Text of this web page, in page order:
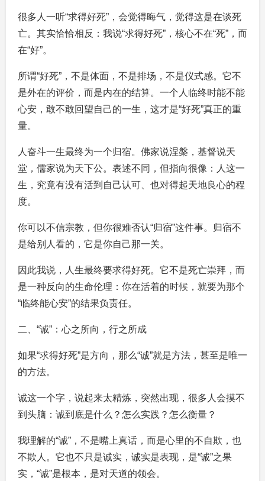
很多人一听“求得好死”，会觉得晦气，觉得这是在谈死
亡。其实恰恰相反：我说“求得好死”，核心不在“死”，而
在“好”。
所谓“好死”，不是体面，不是排场，不是仪式感。它不
是外在的评价，而是内在的结算。一个人临终时能不能
心安，敢不敢回望自己的一生，这才是“好死”真正的重
量。
人奋斗一生最终为一个归宿。佛家说涅槃，基督说天
堂，儒家说为天下公。表述不同，但指向很像：人这一
生，究竟有没有活到自己认可、也对得起天地良心的程
度。
你可以不信宗教，但你很难否认“归宿”这件事。归宿不
是给别人看的，它是你自己那一关。
因此我说，人生最终要求得好死。它不是死亡崇拜，而
是一种反向的生命伦理：你在活着的时候，就要为那个
“临终能心安”的结果负责任。
二、“诚”：心之所向，行之所成
如果“求得好死”是方向，那么“诚”就是方法，甚至是唯一
的方法。
诚这一个字，说起来太精炼，突然出现，很多人会摸不
到头脑：诚到底是什么？怎么实践？怎么衡量？
我理解的“诚”，不是嘴上真话，而是心里的不自欺，也
不欺人。它也不只是诚实，诚实是表现，是“诚”之果
实，“诚”是根本，是对天道的领会。